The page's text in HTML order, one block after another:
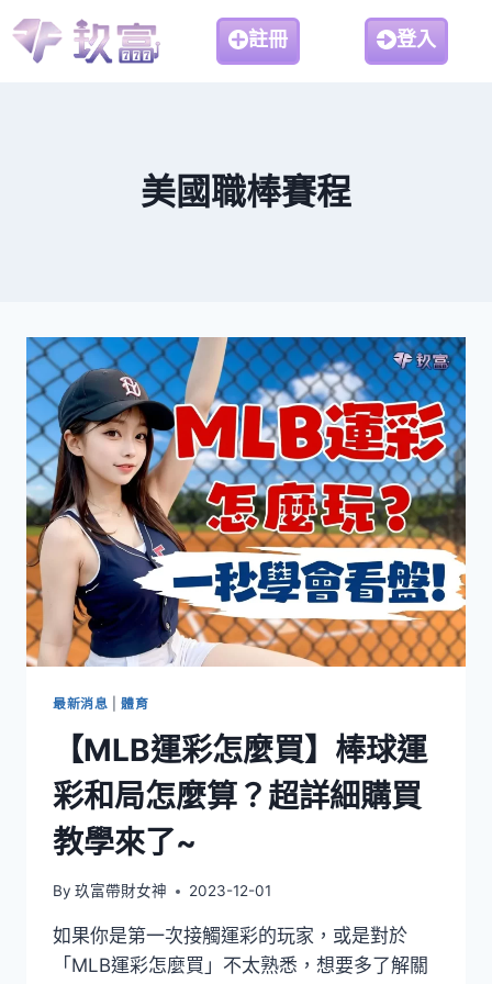
註冊 登入
美國職棒賽程
最新消息 |體育
【MLB運彩怎麼買】棒球運
彩和局怎麼算？超詳細購買
教學來了~
By 玖富帶財女神 2023-12-01
如果你是第一次接觸運彩的玩家，或是對於
「MLB運彩怎麼買」不太熟悉，想要多了解關